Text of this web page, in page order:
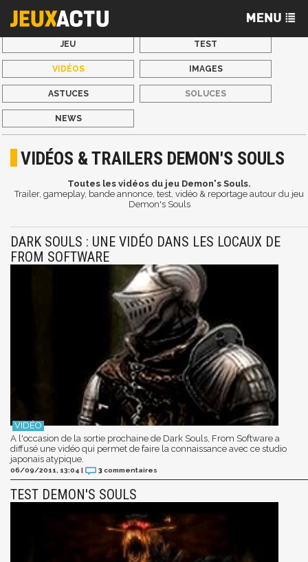
JEU TEST
VIDÉOS IMAGES
ASTUCES SOLUCES
NEWS
VIDÉOS & TRAILERS DEMON'S SOULS
Toutes les vidéos du jeu Demon's Souls.
Trailer, gameplay, bande annonce, test, vidéo & reportage autour du jeu
Demon's Souls
DARK SOULS : UNE VIDÉO DANS LES LOCAUX DE
FROM SOFTWARE
A l'occasion de la sortie prochaine de Dark Souls, From Software a
diffusé une vidéo qui permet de faire la connaissance avec ce studio
japonais atypique.
06/09/2011, 13:04 | 3 commentaires
TEST DEMON'S SOULS